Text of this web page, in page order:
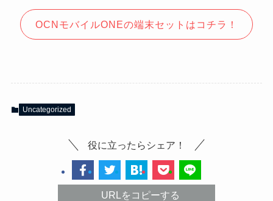
OCNモバイルONEの端末セットはコチラ！
Uncategorized
役に立ったらシェア！
URLをコピーする